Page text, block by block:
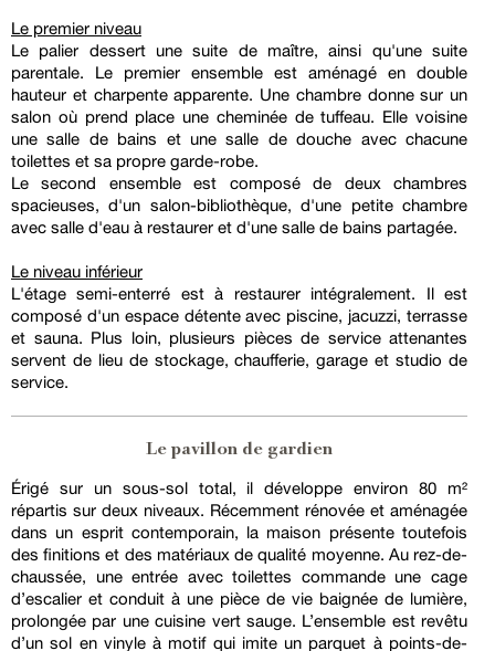
Le premier niveau
Le palier dessert une suite de maître, ainsi qu'une suite
parentale. Le premier ensemble est aménagé en double
hauteur et charpente apparente. Une chambre donne sur un
salon où prend place une cheminée de tuffeau. Elle voisine
une salle de bains et une salle de douche avec chacune
toilettes et sa propre garde-robe.
Le second ensemble est composé de deux chambres
spacieuses, d'un salon-bibliothèque, d'une petite chambre
avec salle d'eau à restaurer et d'une salle de bains partagée.
Le niveau inférieur
L'étage semi-enterré est à restaurer intégralement. Il est
composé d'un espace détente avec piscine, jacuzzi, terrasse
et sauna. Plus loin, plusieurs pièces de service attenantes
servent de lieu de stockage, chaufferie, garage et studio de
service.
Le pavillon de gardien
Érigé sur un sous-sol total, il développe environ 80 m²
répartis sur deux niveaux. Récemment rénovée et aménagée
dans un esprit contemporain, la maison présente toutefois
des finitions et des matériaux de qualité moyenne. Au rez-de-
chaussée, une entrée avec toilettes commande une cage
d’escalier et conduit à une pièce de vie baignée de lumière,
prolongée par une cuisine vert sauge. L’ensemble est revêtu
d’un sol en vinyle à motif qui imite un parquet à points-de-